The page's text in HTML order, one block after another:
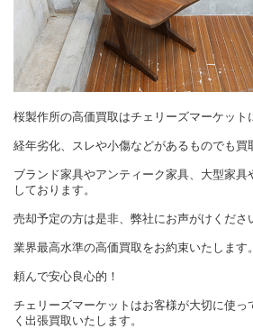
桜製作所の高価買取はチェリーズマーケット
経年劣化、スレや小傷などがあるものでも買
ブランド家具やアンティーク家具、大型家具
しております。
売却予定の方は是非、弊社にお声がけくださ
業界最高水準の高価買取をお約束いたします。
頼んで安心良心的！
チェリーズマーケットはお客様が大切に使っ
く出張買取いたします。